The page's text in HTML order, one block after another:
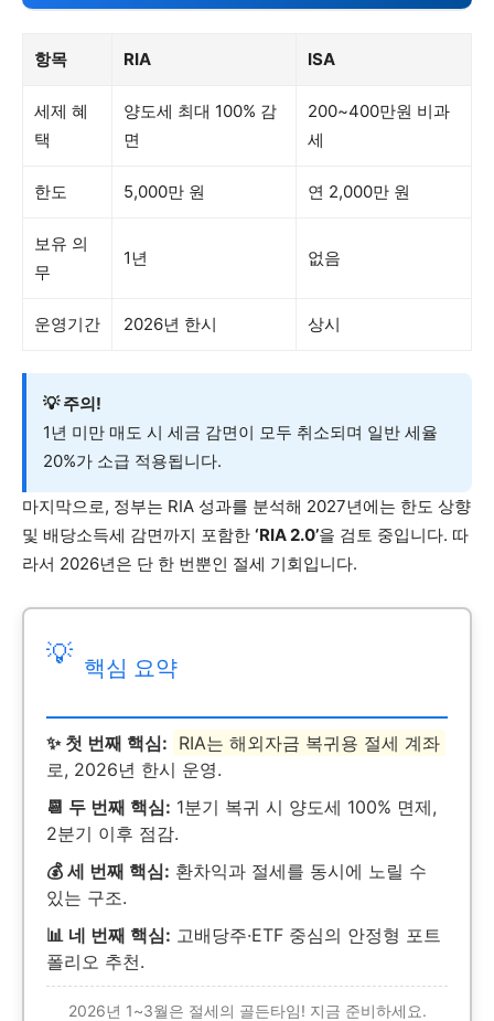
항목 RIA ISA
세제 혜
택
양도세 최대 100% 감
면
200~400만원 비과
세
한도 5,000만 원 연 2,000만 원
보유 의
무
1년 없음
운영기간 2026년 한시 상시
💡 주의!
1년 미만 매도 시 세금 감면이 모두 취소되며 일반 세율
20%가 소급 적용됩니다.
마지막으로, 정부는 RIA 성과를 분석해 2027년에는 한도 상향
및 배당소득세 감면까지 포함한 ‘RIA 2.0’을 검토 중입니다. 따
라서 2026년은 단 한 번뿐인 절세 기회입니다.
💡 핵심 요약
✨ 첫 번째 핵심: RIA는 해외자금 복귀용 절세 계좌
로, 2026년 한시 운영.
📆 두 번째 핵심: 1분기 복귀 시 양도세 100% 면제,
2분기 이후 점감.
💰 세 번째 핵심: 환차익과 절세를 동시에 노릴 수
있는 구조.
📊 네 번째 핵심: 고배당주·ETF 중심의 안정형 포트
폴리오 추천.
2026년 1~3월은 절세의 골든타임! 지금 준비하세요.